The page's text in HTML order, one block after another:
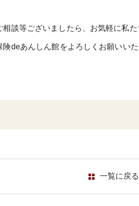
談等ございましたら、お気軽に私
deあんしん館をよろしくお願いいた
一覧に 戻る